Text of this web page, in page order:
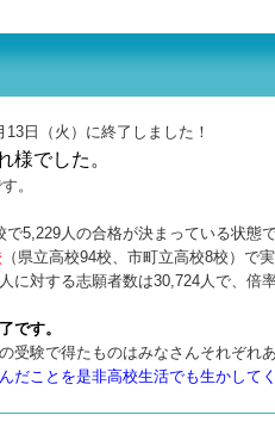
13日（火）に終了しました！
様でした。
。
5,229人の合格が決まっている状態
（県立高校94校、市町立高校8校）で
に対する志願者数は30,724人で、倍
です。
受験で得たものはみなさんそれぞれ
だことを是非高校生活でも生かして